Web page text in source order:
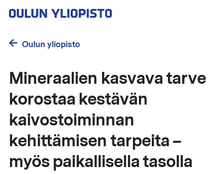
pääsisältöön
Oulun yliopisto
Mineraalien kasvava tarve
korostaa kestävän
kaivostoiminnan
kehittämisen tarpeita –
myös paikallisella tasolla